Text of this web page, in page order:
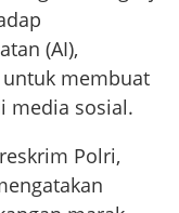
(AI),
membuat
media sosial.
Polri,